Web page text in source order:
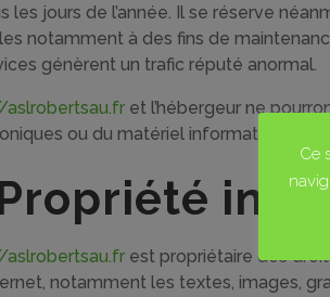
les jours de l’année. Il se réserve
notamment à des fins de
génèrent un trafic réputé anormal.
et l’hébergeur ne
ou du matériel informatique et
est propriétaire des
notamment les textes, images,
Ce